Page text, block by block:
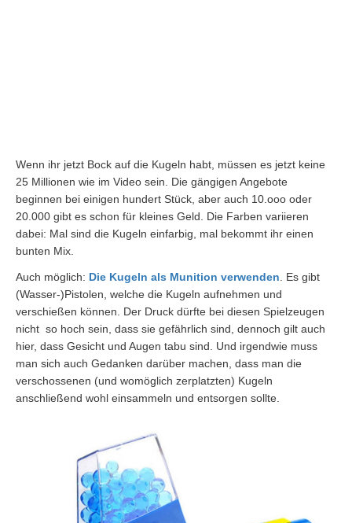
Wenn ihr jetzt Bock auf die Kugeln habt, müssen es jetzt keine
25 Millionen wie im Video sein. Die gängigen Angebote
beginnen bei einigen hundert Stück, aber auch 10.ooo oder
20.000 gibt es schon für kleines Geld. Die Farben variieren
dabei: Mal sind die Kugeln einfarbig, mal bekommt ihr einen
bunten Mix.
Auch möglich: Die Kugeln als Munition verwenden. Es gibt
(Wasser-)Pistolen, welche die Kugeln aufnehmen und
verschießen können. Der Druck dürfte bei diesen Spielzeugen
nicht so hoch sein, dass sie gefährlich sind, dennoch gilt auch
hier, dass Gesicht und Augen tabu sind. Und irgendwie muss
man sich auch Gedanken darüber machen, dass man die
verschossenen (und womöglich zerplatzten) Kugeln
anschließend wohl einsammeln und entsorgen sollte.